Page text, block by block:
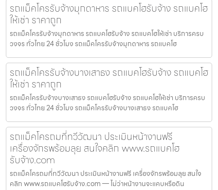
รถแม็คโครรับจ้างมุกดาหาร รถแบคโฮรับจ้าง รถแบคโฮ
ให้เช่า ราคาถูก
รถแม็คโครรับจ้างมุกดาหาร รถแบคโฮรับจ้าง รถแบคโฮให้เช่า บริการครบ
วงจร ทั่วไทย 24 ชั่วโมง รถแม็คโครรับจ้างมุกดาหาร รถแบคโฮ
รถแม็คโครรับจ้างบางเสาธง รถแบคโฮรับจ้าง รถแบคโฮ
ให้เช่า ราคาถูก
รถแม็คโครรับจ้างบางเสาธง รถแบคโฮรับจ้าง รถแบคโฮให้เช่า บริการครบ
วงจร ทั่วไทย 24 ชั่วโมง รถแม็คโครรับจ้างบางเสาธง รถแบคโฮ
รถแม็คโครถมที่ทวีวัฒนา ประเมินหน้างานฟรี
เครื่องจักรพร้อมลุย สนใจคลิก www.รถแบคโฮ
รับจ้าง.com
รถแม็คโครถมที่ทวีวัฒนา ประเมินหน้างานฟรี เครื่องจักรพร้อมลุย สนใจ
คลิก www.รถแบคโฮรับจ้าง.com — ไม่ว่าหน้างานจะแคบหรือดิน